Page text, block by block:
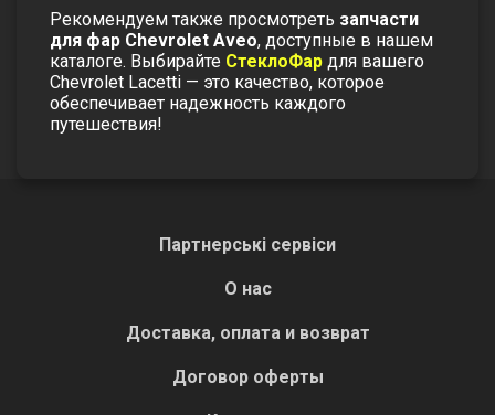
Рекомендуем также просмотреть запчасти
для фар Chevrolet Aveo, доступные в нашем
каталоге. Выбирайте СтеклоФар для вашего
Chevrolet Lacetti — это качество, которое
обеспечивает надежность каждого
путешествия!
Партнерські сервіси
О нас
Доставка, оплата и возврат
Договор оферты